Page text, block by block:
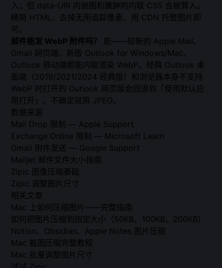
入；但 data-URI 内嵌图和臃肿的内联 CSS 会被算入。
精简 HTML、去掉无用追踪像素、用 CDN 托管图片即
可。
邮件能发 WebP 附件吗？
能——较新的 Apple Mail、
Gmail 网页端、新版 Outlook for Windows/Mac、
Outlook 移动端都能内联渲染 WebP。经典 Outlook 桌
面端（2019/2021/2024 经典版）和浏览器本身不支持
WebP 时打开的 Outlook 网页版会回退到「使用默认应
用打开」。不确定就用 JPEG。
数据来源
Mail Drop 限制 — Apple Support
Exchange Online 限制 — Microsoft Learn
Gmail 附件发送 — Google Support
Mailjet 邮件文件大小指南
Zipic 图像压缩基础
Zipic 调整图片尺寸
相关文章
Mac 上如何压缩图片——完整指南
如何把图片压缩到指定大小（50KB、100KB、200KB）
Notion、Obsidian、Apple Notes 图片压缩
Mac 截图压缩完整教程
Mac 批量调整图片尺寸